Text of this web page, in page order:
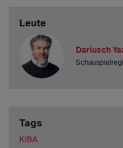
Leute
Dariusch
Tags
KIBA